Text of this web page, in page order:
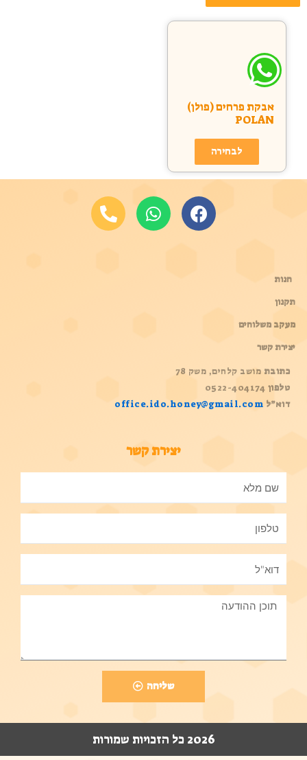
אבקת פרחים (פולן)
POLAN
לבחירה
חנות
תקנון
מעקב משלוחים
יצירת קשר
כתובת מושב קלחים, משק 78
טלפון 0522-404174
דוא”ל office.ido.honey@gmail.com
יצירת קשר
שליחה
2026 כל הזכויות שמורות